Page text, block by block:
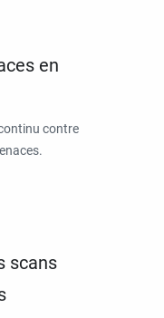
en
contre
scans